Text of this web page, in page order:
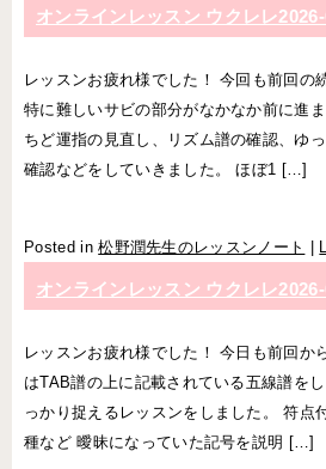
オンラインレッスン ウクレレ
レッスンお疲れ様でした！ 今回も前回の
特に難しいサビの部分がなかなか前に進
ちど運指の見直し、リズム譜の確認、ゆ
確認などをしていきました。 ほぼ1 […]
Posted in 松野潤先生のレッスンノート
オンラインレッスン ウクレレ
レッスンお疲れ様でした！ 今日も前回か
はTAB譜の上に記載されている五線譜を
っかり捉えるレッスンをしました。 符点
種など 曖昧になっていた記号を説明 […]